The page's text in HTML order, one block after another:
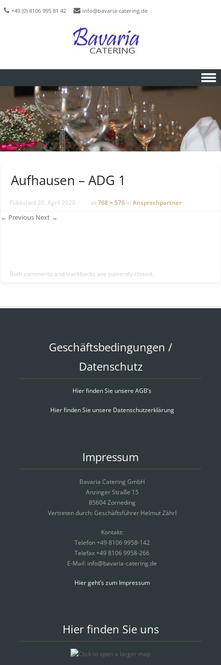
+49 (0) 8106 995 81 42 info@bavaria-catering.de
Skip to content
Aufhausen – ADG 1
Published 20. April 2020 at768 × 576 in Ansprechpartner
← Previous Next →
Both comments and trackbacks are currently closed.
Geschäftsbedingungen /
Datenschutz
Hier finden Sie unsere AGB’s
Hier finden Sie unsere Datenschutzerklärung
Impressum
Bavaria Catering GmbH
Anzinger Straße 15
85604 Zorneding
Vertreten durch: Geschäftsführer Helmut Zährl
Kontakt:
Telefon +49 8106 9958-142
Telefax +49 8106 9958-266
E-Mail: info@bavaria-catering.de
Hier geht’s zum Impressum
Hier finden Sie uns